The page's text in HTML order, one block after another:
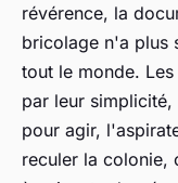
révérence, la
bricolage n'a plus
tout le monde.
par leur
pour agir,
reculer la colonie,